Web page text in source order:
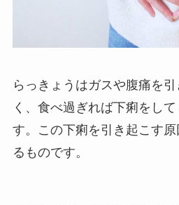
らっきょうはガスや腹痛を
く、食べ過ぎれば下痢をし
す。この下痢を引き起こす
るものです。